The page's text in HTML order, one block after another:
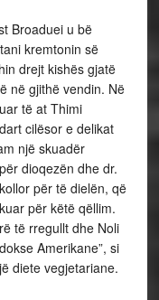
Broaduei u bë
kremtonin së
drejt kishës gjatë
në gjithë vendin. Në
të at Thimi
cilësor e delikat
një skuadër
dioqezën dhe dr.
për të dielën, që
për këtë qëllim.
të rregullt dhe Noli
Amerikane”, si
diete vegjetariane.